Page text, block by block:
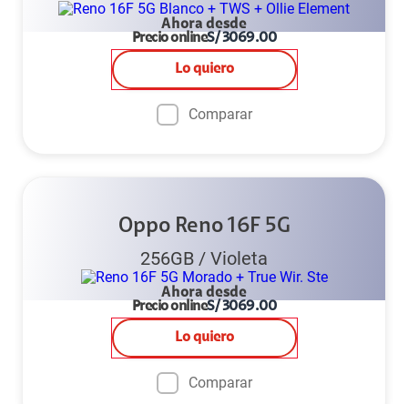
Ahora desde
Precio onlineS/3069.00
Lo quiero
Comparar
Oppo Reno 16F 5G
256GB / Violeta
Ahora desde
Precio onlineS/3069.00
Lo quiero
Comparar